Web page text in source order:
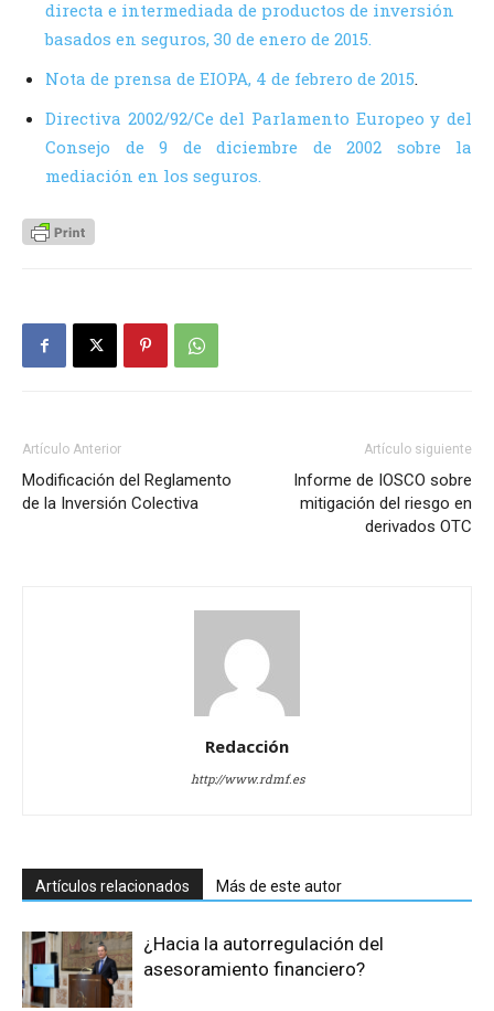
directa e intermediada de productos de inversión
basados en seguros, 30 de enero de 2015.
Nota de prensa de EIOPA, 4 de febrero de 2015.
Directiva 2002/92/Ce del Parlamento Europeo y del
Consejo de 9 de diciembre de 2002 sobre la
mediación en los seguros.
Artículo Anterior
Modificación del Reglamento
de la Inversión Colectiva
Artículo siguiente
Informe de IOSCO sobre
mitigación del riesgo en
derivados OTC
Redacción
http://www.rdmf.es
Artículos relacionados Más de este autor
¿Hacia la autorregulación del
asesoramiento financiero?